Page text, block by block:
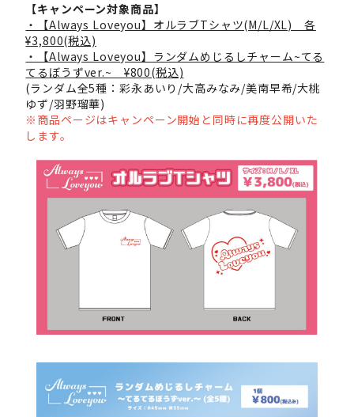
【キャンペーン対象商品】
・【Always Loveyou】オルラブTシャツ(M/L/XL) 各
¥3,800(税込)
・【Always Loveyou】ランダムめじるしチャーム~てる
てるぼうずver.~ ¥800(税込)
(ランダム全5種：彩永あいり/大高みなみ/美南早希/大桃
ゆず/羽野瑠華)
※商品ページはキャンペーン開始と同時に再度公開いた
します。